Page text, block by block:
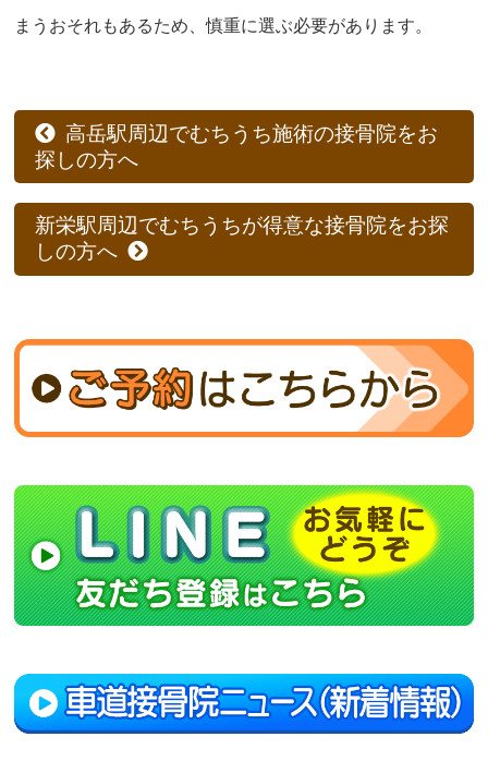
まうおそれもあるため、慎重に選ぶ必要があります。
高岳駅周辺でむちうち施術の接骨院をお
探しの方へ
新栄駅周辺でむちうちが得意な接骨院をお探
しの方へ